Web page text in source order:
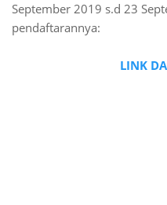
September 2019 s.d 23
pendaftarannya:
LINK